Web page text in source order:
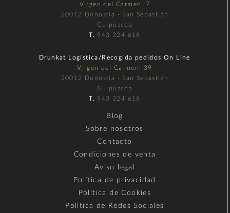
Virgen del Carmen, 7
20012 Donostia - San Sebastián
Guipúzcoa
T. 943 324 618
Drunkat Logística/Recogida pedidos On Line
Virgen del Carmen, 39
20012 Donostia - San Sebastián
Guipúzcoa
T. 943 324 618
Blog
Sobre nosotros
Contacto
Condiciones de venta
Aviso legal
Política de privacidad
Política de Cookies
Política de Redes Sociales